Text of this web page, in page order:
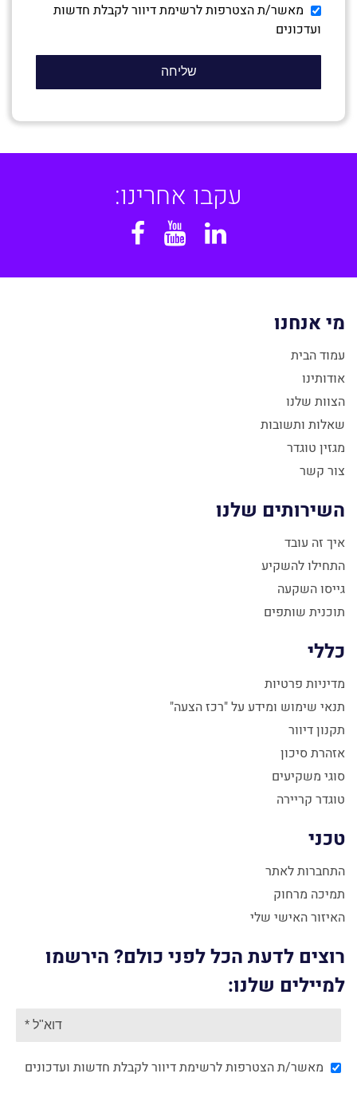
מאשר/ת הצטרפות לרשימת דיוור לקבלת חדשות
ועדכונים
עקבו אחרינו:
Linkedin
YouTube
מי אנחנו
עמוד הבית
אודותינו
הצוות שלנו
שאלות ותשובות
מגזין טוגדר
צור קשר
השירותים שלנו
איך זה עובד
התחילו להשקיע
גייסו השקעה
תוכנית שותפים
כללי
מדיניות פרטיות
תנאי שימוש ומידע על "רכז הצעה"
תקנון דיוור
אזהרת סיכון
סוגי משקיעים
טוגדר קריירה
טכני
התחברות לאתר
תמיכה מרחוק
האיזור האישי שלי
רוצים לדעת הכל לפני כולם? הירשמו
למיילים שלנו:
מאשר/ת הצטרפות לרשימת דיוור לקבלת חדשות ועדכונים